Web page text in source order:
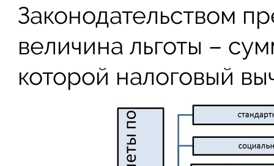
Законодательством
величина льготы –
которой налоговый